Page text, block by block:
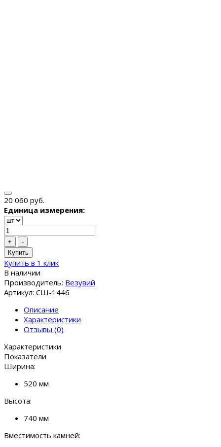
20 060 руб.
Единица измерения:
+
-
Купить
Купить в 1 клик
В наличии
Производитель: Везувий
Артикул: СШ-1446
Описание
Характеристики
Отзывы (0)
Характеристики
Показатели
Ширина:
520 мм
Высота:
740 мм
Вместимость камней: